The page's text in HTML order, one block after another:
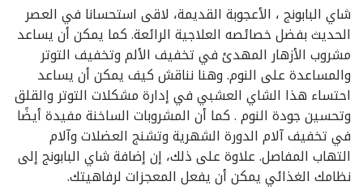
شاي البابونج ، الأعجوبة القديمة، لاقى استحسانا في العصر
الحديث بفضل خصائصه العلاجية الرائعة. كما يمكن أن يساعد
مشروب الأزهار المهدئ في تخفيف الألم وتخفيف التوتر
والمساعدة على النوم. وهنا نناقش كيف يمكن أن يساعد
احتساء هذا الشاي العشبي في إدارة مشكلات التوتر والقلق
وتحسين جودة النوم . كما أن المشروبات الساخنة مفيدة أيضًا
في تخفيف آلام الدورة الشهرية وتشنج العضلات وآلام
التهاب المفاصل. علاوة على ذلك، إن إضافة شاي البابونج إلى
نظامك الغذائي يمكن أن يفعل المعجزات لرفاهيتك.